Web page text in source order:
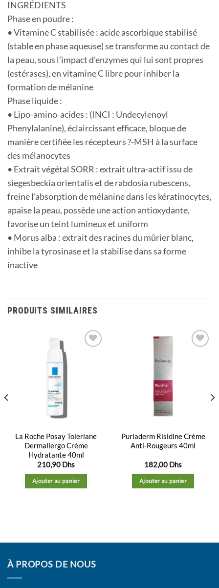
INGRÉDIENTS
Phase en poudre :
• Vitamine C stabilisée : acide ascorbique stabilisé
(stable en phase aqueuse) se transforme au contact de
la peau, sous l’impact d’enzymes qui lui sont propres
(estérases), en vitamine C libre pour inhiber la
formation de mélanine
Phase liquide :
• Lipo-amino-acides : (INCI : Undecylenoyl
Phenylalanine), éclaircissant efficace, bloque de
manière certifiée les récepteurs ?-MSH à la surface
des mélanocytes
• Extrait végétal SORR : extrait ultra-actif issu de
siegesbeckia orientalis et de rabdosia rubescens,
freine l’absorption de mélanine dans les kératinocytes,
apaise la peau, possède une action antioxydante,
favorise un teint lumineux et uniform
• Morus alba : extrait des racines du mûrier blanc,
inhibe la tyrosinase et la stabilise dans sa forme
inactive
PRODUITS SIMILAIRES
La Roche Posay Toleriane
Dermallergo Crème
Hydratante 40ml
210,90 Dhs
Ajouter au panier
Puriaderm Risidine Crème
Anti-Rougeurs 40ml
182,00 Dhs
Ajouter au panier
À PROPOS DE NOUS